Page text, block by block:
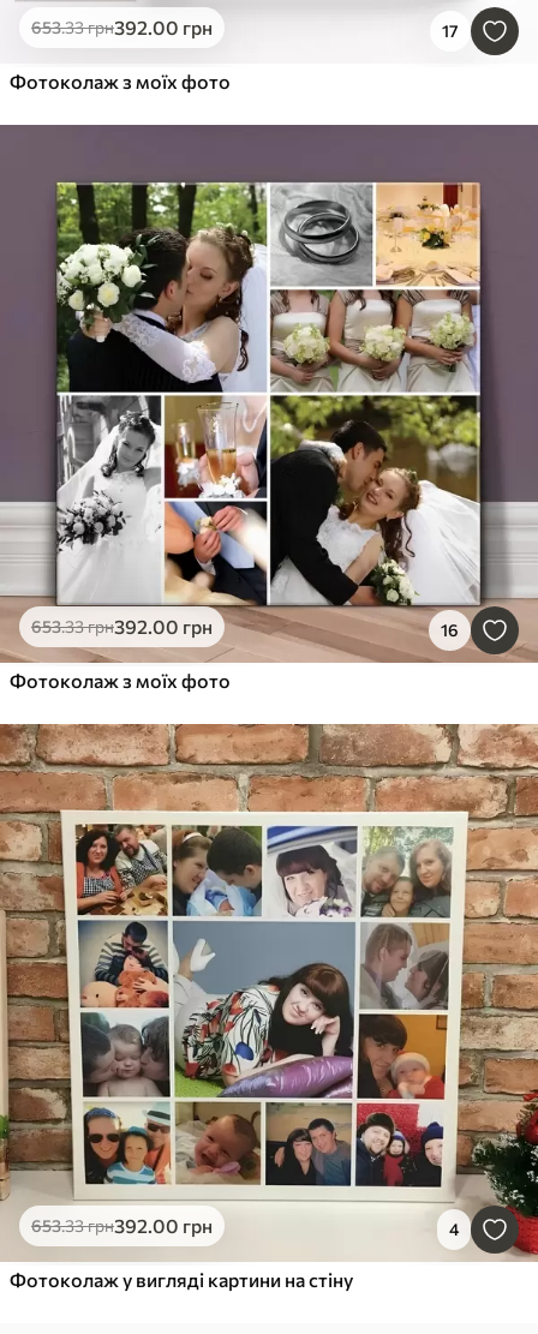
653.33грн392.00 грн 17
Фотоколаж з моїх фото
653.33грн392.00 грн 16
Фотоколаж з моїх фото
653.33грн392.00 грн 4
Фотоколаж у вигляді картини на стіну